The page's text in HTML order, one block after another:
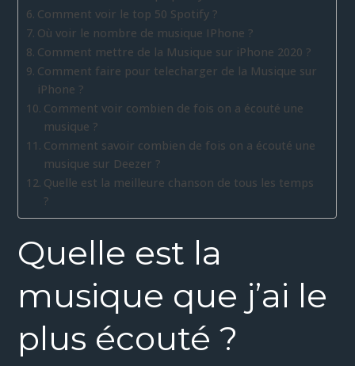
Comment voir le top 50 Spotify ?
Où voir le nombre de musique IPhone ?
Comment mettre de la Musique sur iPhone 2020 ?
Comment faire pour telecharger de la Musique sur
iPhone ?
Comment voir combien de fois on a écouté une
musique ?
Comment savoir combien de fois on a écouté une
musique sur Deezer ?
Quelle est la meilleure chanson de tous les temps
?
Quelle est la
musique que j’ai le
plus écouté ?